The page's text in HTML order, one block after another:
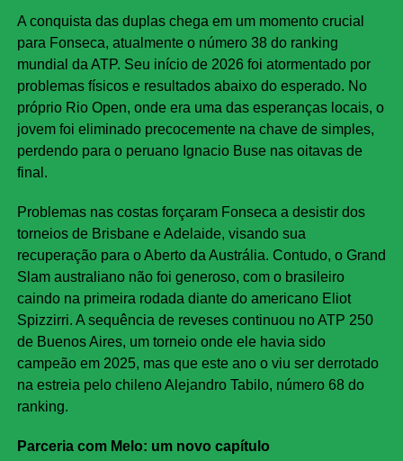
A conquista das duplas chega em um momento crucial
para Fonseca, atualmente o número 38 do ranking
mundial da ATP. Seu início de 2026 foi atormentado por
problemas físicos e resultados abaixo do esperado. No
próprio Rio Open, onde era uma das esperanças locais, o
jovem foi eliminado precocemente na chave de simples,
perdendo para o peruano Ignacio Buse nas oitavas de
final.
Problemas nas costas forçaram Fonseca a desistir dos
torneios de Brisbane e Adelaide, visando sua
recuperação para o Aberto da Austrália. Contudo, o Grand
Slam australiano não foi generoso, com o brasileiro
caindo na primeira rodada diante do americano Eliot
Spizzirri. A sequência de reveses continuou no ATP 250
de Buenos Aires, um torneio onde ele havia sido
campeão em 2025, mas que este ano o viu ser derrotado
na estreia pelo chileno Alejandro Tabilo, número 68 do
ranking.
Parceria com Melo: um novo capítulo